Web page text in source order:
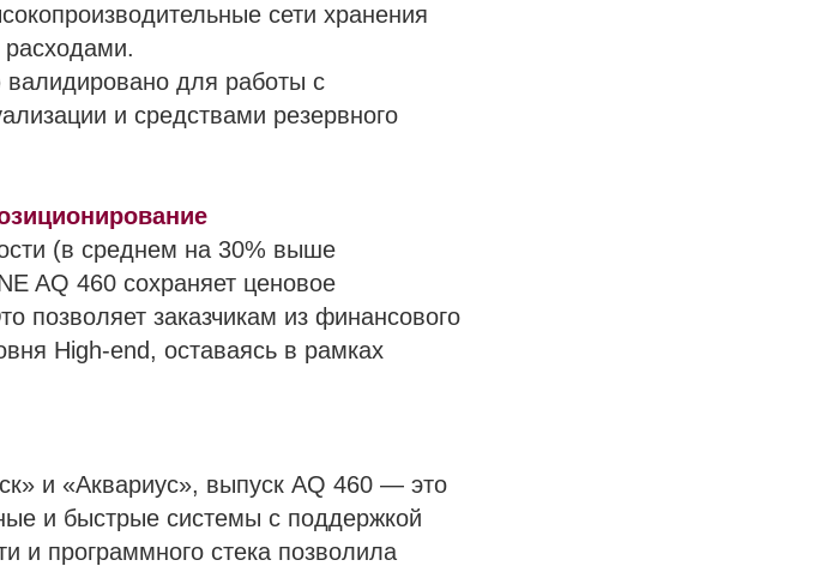
сети хранения
для работы с
и средствами резервного
(в среднем на 30% выше
AQ 460 сохраняет ценовое
позволяет заказчикам из финансового
High-end, оставаясь в рамках
и «Аквариус», выпуск AQ 460 — это
и быстрые системы с поддержкой
и программного стека позволила